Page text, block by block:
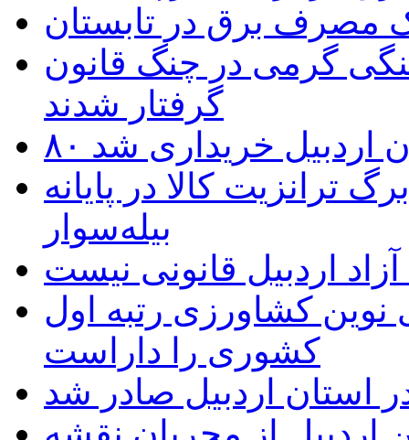
مصرف برق در تابستان
گرمی در چنگ قانون
گرفتار شدند
اردبیل خریداری شد
کالا در پایانه
بیله‌سوار
اردبیل قانونی نیست
نوین کشاورزی رتبه اول
کشوری را داراست
استان اردبیل صادر شد